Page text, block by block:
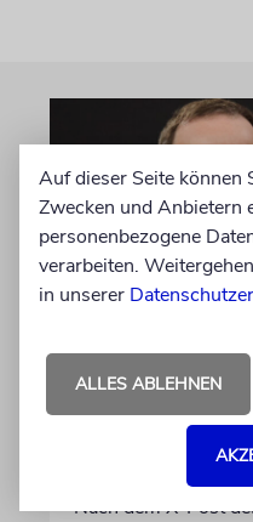
MEINUNG
Wie Georg
untergräbt
Nach dem X-Post
Auf dieser Seite können
Zwecken und Anbietern
personenbezogene
verarbeiten.
in unserer
ALLES ABLEHNEN